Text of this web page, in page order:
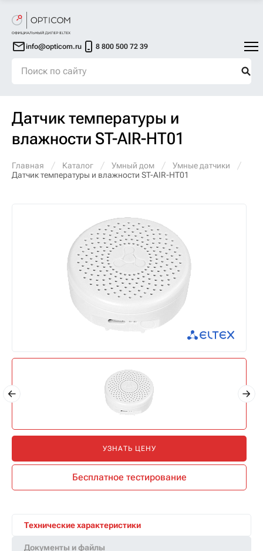
info@opticom.ru 8 800 500 72 39
Датчик температуры и
влажности ST-AIR-HT01
Главная Каталог Умный дом
Умные датчики
Датчик температуры и влажности ST-AIR-HT01
УЗНАТЬ ЦЕНУ
Бесплатное тестирование
Технические характеристики
Документы и файлы